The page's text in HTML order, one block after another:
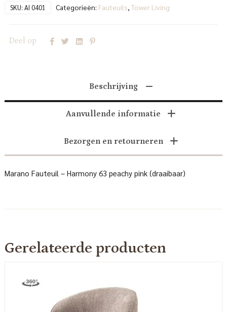
SKU: AI 0401 Categorieën: Fauteuils Tower Living
Deel op
Beschrijving
Aanvullende informatie
Bezorgen en retourneren
Marano Fauteuil – Harmony 63 peachy pink (draaibaar)
Gerelateerde producten